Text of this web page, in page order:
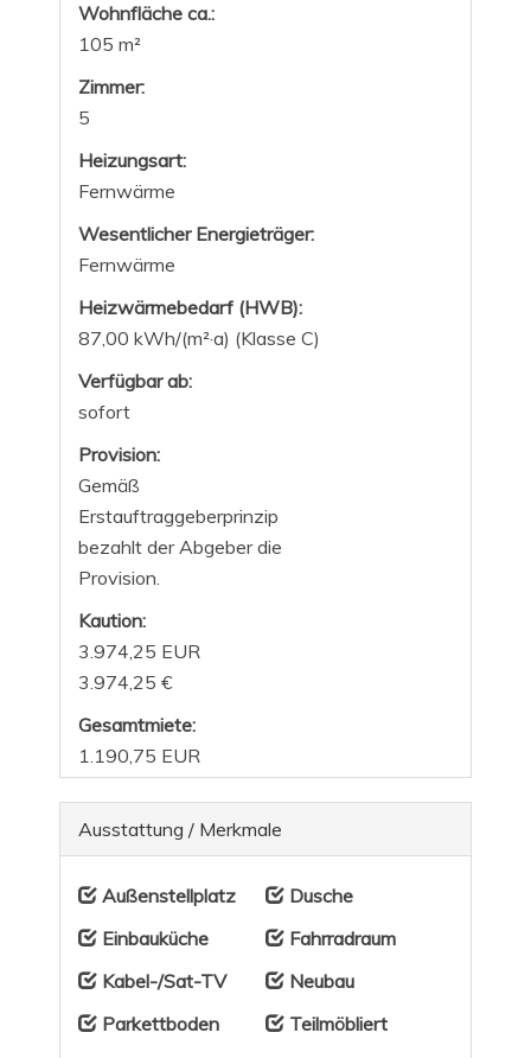
Wohnfläche ca.:
105 m²
Zimmer:
5
Heizungsart:
Fernwärme
Wesentlicher Energieträger:
Fernwärme
Heizwärmebedarf (HWB):
87,00 kWh/(m²·a) (Klasse C)
Verfügbar ab:
sofort
Provision:
Gemäß
Erstauftraggeberprinzip
bezahlt der Abgeber die
Provision.
Kaution:
3.974,25 EUR
3.974,25 €
Gesamtmiete:
1.190,75 EUR
Ausstattung / Merkmale
Außenstellplatz
Dusche
Einbauküche
Fahrradraum
Kabel-/Sat-TV
Neubau
Parkettboden
Teilmöbliert